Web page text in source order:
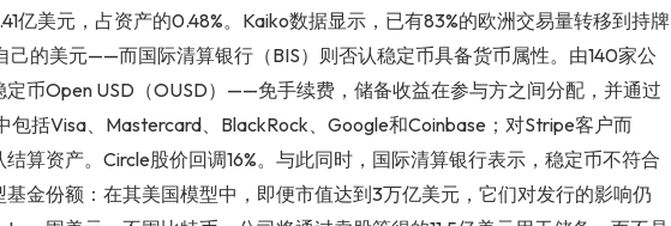
亿美元，占资产的0.48%。Kaiko数据显示，已有83%的欧洲交易量转移到持牌
己的美元——而国际清算银行（BIS）则否认稳定币具备货币属性。由140家公
币Open USD（OUSD）——免手续费，储备收益在参与方之间分配，并通过
包括Visa、Mastercard、BlackRock、Google和Coinbase；对Stripe客户而
算资产。Circle股价回调16%。与此同时，国际清算银行表示，稳定币不符合
金份额：在其美国模型中，即便市值达到3万亿美元，它们对发行的影响仍